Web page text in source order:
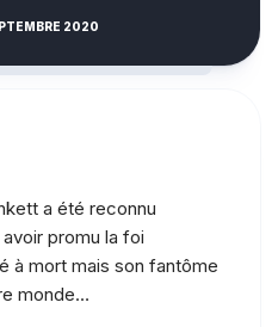
2020
a été reconnu
promu la foi
à mort mais son fantôme
monde…